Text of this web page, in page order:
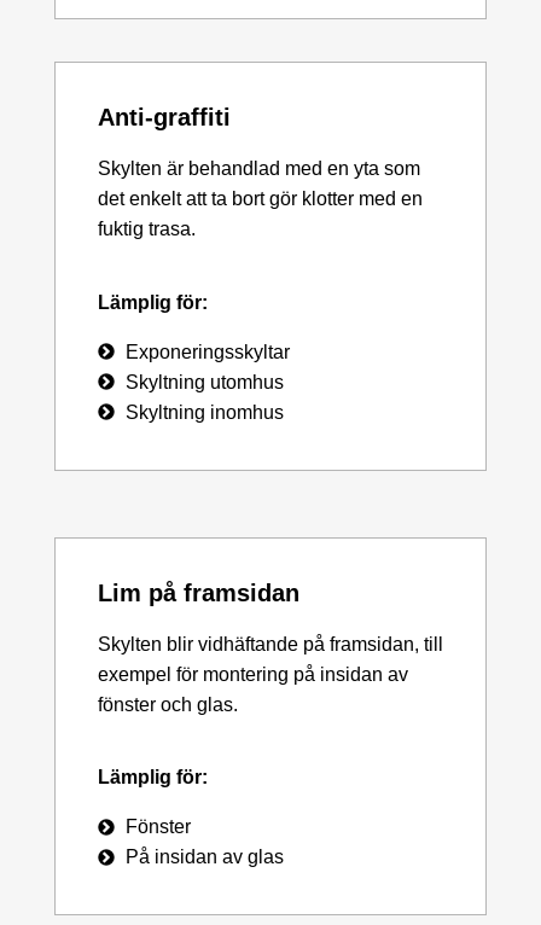
Anti-graffiti
Skylten är behandlad med en yta som
det enkelt att ta bort gör klotter med en
fuktig trasa.
Lämplig för:
Exponeringsskyltar
Skyltning utomhus
Skyltning inomhus
Lim på framsidan
Skylten blir vidhäftande på framsidan, till
exempel för montering på insidan av
fönster och glas.
Lämplig för:
Fönster
På insidan av glas